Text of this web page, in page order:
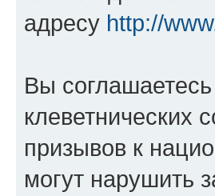
адресу http://
Вы
клеветнических
призывов к
могут нарушить